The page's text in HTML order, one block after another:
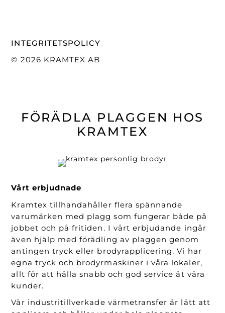
INTEGRITETSPOLICY
© 2026 KRAMTEX AB
FÖRÄDLA PLAGGEN HOS
KRAMTEX
Vårt erbjudnade
Kramtex tillhandahåller flera spännande
varumärken med plagg som fungerar både på
jobbet och på fritiden. I vårt erbjudande ingår
även hjälp med förädling av plaggen genom
antingen tryck eller brodyrapplicering. Vi har
egna tryck och brodyrmaskiner i våra lokaler,
allt för att hålla snabb och god service åt våra
kunder.
Vår industritillverkade värmetransfer är lätt att